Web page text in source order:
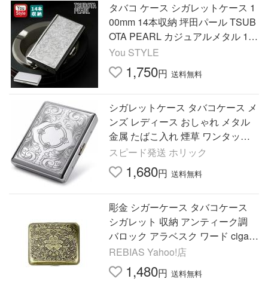
タバコ ケース シガレットケース 1
00mm 14本収納 坪田パール TSUB
OTA PEARL カジュアルメタル 1-5
9407-81/ 1-59429-81 シガレットケ
ース
You STYLE
1,750円 送料無料
シガレットケース タバコケース メ
ンズ レディース おしゃれ メタル
金属 たばこ入れ 煙草 ワンタッチ
シルバー 銀 (ペトゥル)
スピード発送 ホリック
1,680円 送料無料
彫金 シガーケース タバコケース
シガレット 収納 アンティーク調
バロック アラベスク ワード cigar
case
REBIAS Yahoo!店
1,480円 送料無料